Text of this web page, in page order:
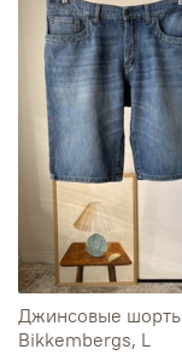
Джинсовые шорты
Bikkembergs, L